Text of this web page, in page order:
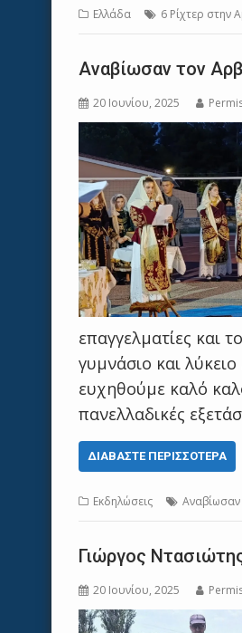
Ελλάδα 6 Ρίχτερ στην
Αναβίωσαν τον
20 Ιουνίου, 2025
επαγγελματίες και
γυμνάσιο και
ευχηθούμε καλό
πανελλαδικές
ΔΙΑΒΆΣΤΕ ΠΕΡΙΣΣΌΤΕΡΑ
Εκδηλώσεις Αναβίωσαν
Γιώργος
20 Ιουνίου, 2025